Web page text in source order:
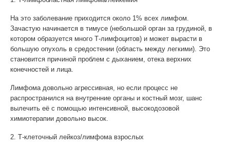
На это заболевание приходится около 1% всех лимфом.
Зачастую начинается в тимусе (небольшой орган за грудиной, в
котором образуется много Т-лимфоцитов) и может вырасти в
большую опухоль в средостении (область между легкими). Это
становится причиной проблем с дыханием, отека верхних
конечностей и лица.
Лимфома довольно агрессивная, но если процесс не
распространился на внутренние органы и костный мозг, шанс
вылечить её с помощью интенсивной, высокодозовой
химиотерапии довольно высок.
2. Т-клеточный лейкоз/лимфома взрослых